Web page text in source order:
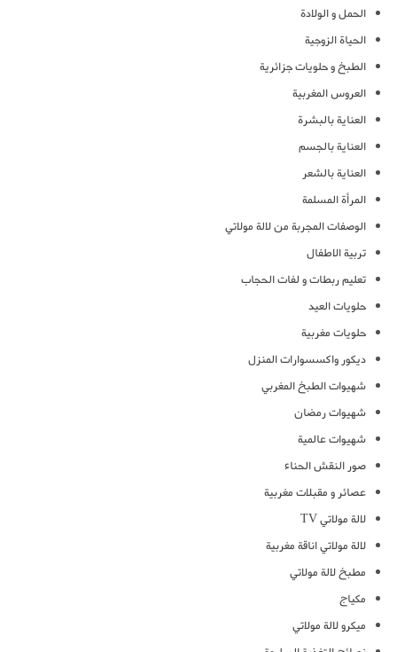
الحمل و الولادة
الحياة الزوجية
الطبخ و حلويات جزائرية
العروس المغربية
العناية بالبشرة
العناية بالجسم
العناية بالشعر
المرأة المسلمة
الوصفات المجربة من لالة مولاتي
تربية الاطفال
تعليم ربطات و لفات الحجاب
حلويات العيد
حلويات مغربية
ديكور واكسسوارات المنزل
شهيوات الطبخ المغربي
شهيوات رمضان
شهيوات عالمية
صور النقش الحناء
عصائر و مقبلات مغربية
لالة مولاتي TV
لالة مولاتي اناقة مغربية
مطبخ لالة مولاتي
مكياج
ميكرو لالة مولاتي